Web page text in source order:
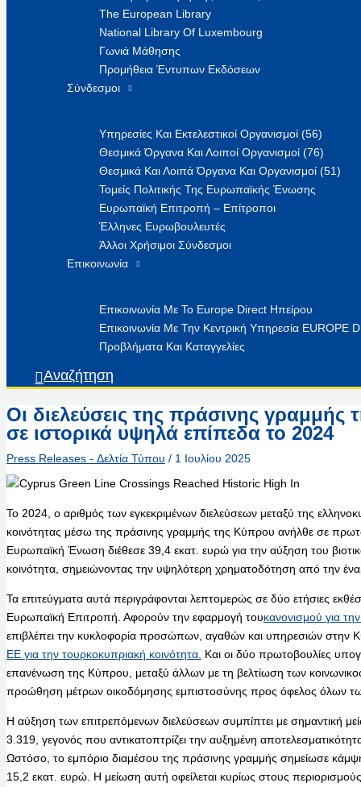
The European Library
National Library Of Luxembourg
Γωνιά Μάθησης
Προμήθεια Έντυπων Εκδόσεων
Σύνδεσμοι
Υπηρεσίες Και Εκτελεστικοί Οργανισμοί (56)
Θεσμικά Όργανα Και Λοιποί Οργανισμοί (76)
Θεσμικά Και Λοιπά Όργανα Και Οργανισμοί (51)
Τομείς Πολιτικής Της Ευρωπαϊκής Ένωσης
Ευρωπαϊκή Επιτροπή – Επίτροποι
Έλληνες Ευρωβουλευτές
Άλλοι Χρήσιμοι Σύνδεσμοι
Επικοινωνία
Επικοινωνία Με Το Europe Direct Ηπείρου
Επικοινωνία Με Την Κεντρική Υπηρεσία EUROPE
Προβλήματα Και Καταγγελίες
Αναζήτηση
Οι διελεύσεις της πράσινης
σε ιστορικά υψηλά επίπεδα το 2024
Press Releases - Δελτία Τύπου / 1 Ιουλίου 2025
Το 2024, ο αριθμός των εγκεκριμένων διελεύσεων μεταξύ της
κοινότητας μέσω της πράσινης γραμμής της Κύπρου ανήλθε σε
Ευρωπαϊκή Ένωση διέθεσε 39,4 εκατ. ευρώ για την αύξηση του
κοινότητα, σημειώνοντας την υψηλότερη χρηματοδότηση από την
Τα επιτεύγματα αυτά περιγράφονται λεπτομερώς σε δύο ετήσιες
Ευρωπαϊκή Επιτροπή. Αφορούν την εφαρμογή τουκανονισμού για
επιβλέπει την κυκλοφορία προσώπων, αγαθών και υπηρεσιών στην
ΕΕ για την τουρκοκυπριακή κοινότητα. Και οι δύο πρωτοβουλίες
επανένωση της Κύπρου, μεταξύ άλλων με τη βελτίωση των
προώθηση μέτρων οικοδόμησης εμπιστοσύνης προς όφελος όλων
Η αύξηση των επιτρεπόμενων διελεύσεων συμπίπτει με σημαντική
3.319, γεγονός που αντικατοπτρίζει την αυξημένη
Ωστόσο, το εμπόριο διαμέσου της πράσινης γραμμής σημείωσε
15,2 εκατ. ευρώ. Η μείωση αυτή οφείλεται κυρίως στους